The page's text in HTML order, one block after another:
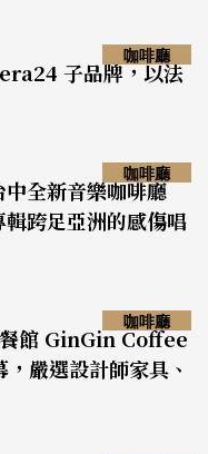
子品牌，以法
咖啡廳
全新音樂咖啡廳
輯跨足亞洲的感傷唱
咖啡廳
館 GinGin Coffee
嚴選設計師家具、
咖啡廳